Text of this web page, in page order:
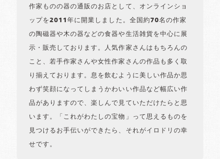
作家ものの器の通販のお店として、オンラインショ
ップを2011年に開業しました。全国約70名の作家
の陶磁器や木の器などの食器や生活雑貨を中心に展
示・販売しております。人気作家さんはもちろんの
こと、若手作家さんや女性作家さんの作品も多く取
り揃えております。息を飲むように美しい作品か思
わず笑顔になってしまうかわいい作品など幅広い作
品がありますので、楽しんで見ていただけたらと思
います。「これがわたしの宝物」って思えるものを
見つけるお手伝いができたら、それがイロドリの幸
せです。